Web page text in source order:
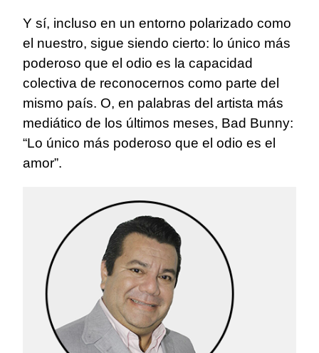
Y sí, incluso en un entorno polarizado como
el nuestro, sigue siendo cierto: lo único más
poderoso que el odio es la capacidad
colectiva de reconocernos como parte del
mismo país. O, en palabras del artista más
mediático de los últimos meses, Bad Bunny:
“Lo único más poderoso que el odio es el
amor”.